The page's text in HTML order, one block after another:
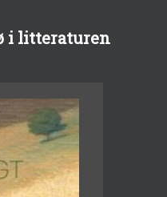
i litteraturen